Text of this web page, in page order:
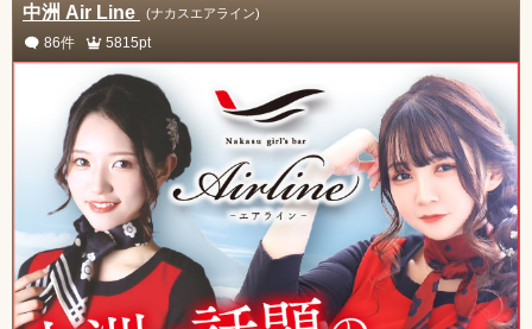
中洲 Air Line (ナカスエアライン)
86件 5815pt